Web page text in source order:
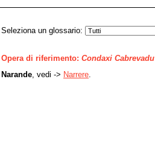
Seleziona un glossario:
Opera di riferimento: Condaxi Cabrevadu
Narande , vedi -> Narrere